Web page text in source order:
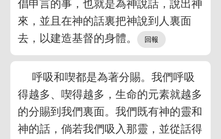
倡申言的事，也就是為神說話，說出神
來，並且在神的話裏把神說到人裏面
去，以建造基督的身體。
呼吸和喫都是為著分賜。我們呼吸
得越多、喫得越多，生命的元素就越多
的分賜到我們裏面。我們既有神的靈和
神的話，倘若我們吸入那靈，並從話得